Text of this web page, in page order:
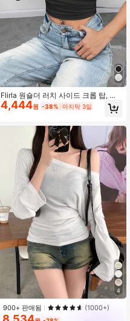
Flirla 원숄더 러치 사이드 크롭 탑, 아
웃 아웃 탑
4,444원 -38% 마지막 3일
4
900+ 판매됨 (1000+)